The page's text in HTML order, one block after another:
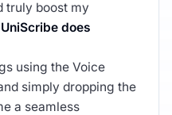
truly boost my
UniScribe does
using the Voice
simply dropping the
a seamless